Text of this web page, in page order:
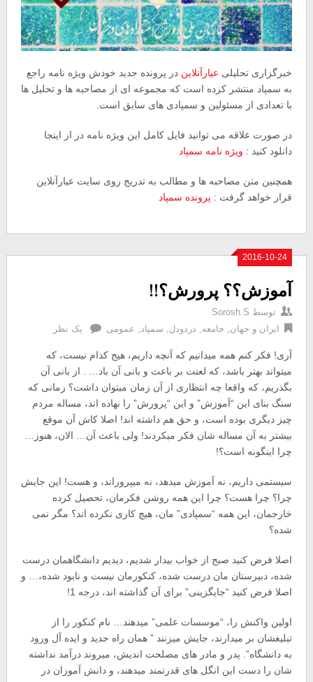
خبرگزاری تحلیلی عیارآنلاین در پرونده جدید خودش ویژه نامه راجع
به سمپاد منتشر کرده است که مجموعه ای از مصاحبه ها و تحلیل ها
با تعدادی از مسئولین و سمپادی های سابق است.
در صورت علاقه می توانید فایل کامل این ویژه نامه در از اینجا
دانلود کنید : ویژه نامه سمپاد
همچنین متن مصاحبه ها و مطالب به تدریج روی سایت عیارآنلاین
قرار خواهد گرفت : پرونده سمپاد
2016-10-24
آموزش؟؟ پرورش؟!!
توسط Sorosh.S
ایران و جهان
جامعه دردودل سمپاد عمومی یک نظر
آری! فکر کنم همه میدانیم که آنچه داریم، هیج کدام نیست، که
میتواند بهتر باشد، که لعنت بر باعث و بانی آن باد… . از بانی آن
بگذریم، که واقعا چه انتظاری از آن زمان میتوان داشت؟ زمانی که
سنگ بنای این “آموزش” و این “پرورش” را نهاده اند، مساله مردم
چیز دیگری بوده است، و حق هم داشته اند! اصلا کاش آن موقع
بیشتر به آن مساله شان فکر میکردند! ولی باعث آن… الان، هنوز…
چرا اینگونه است؟!
سیستمی داریم، نه آموزش میدهد، نه میپروراند، و هست! این جایش
چرا؟ چرا هست؟ چرا این همه روشن فکرمان، تحصیل کرده
خارجمان، این همه “سمپادی” مان، هیچ کاری نکرده اند؟ مگر نمی
شده؟
اصلا فرض کنید صبح از خواب بیدار شدیم، دیدیم دانشگاهمان درست
شده، دبیرستان مان درست شده، کنکورمان نیست و نابود شده،… و
اصلا فرض کنید “جایگزینی” برای آن گذاشته اند، درجه 1!
اولین واکنش را، “موسسات علمی” میدهند… نام کنکور را از
تبلیغشان بر میدارند، جایش میزنند ” همان راه جدید و ایده آل ورود
به دانشگاه”. پدر و مادر های مصلحت اندیش، میروند درآمد نداشته
شان را دست این انگل های قدرتمند میدهند، و دانش آموزان در